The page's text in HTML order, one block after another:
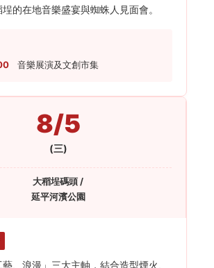
的在地音樂盛宴與蜘蛛人見面會。
音樂展演及文創市集
8/5
(三)
大稻埕碼頭 /
延平河濱公園
、浪漫」三大主軸，結合造型煙火、